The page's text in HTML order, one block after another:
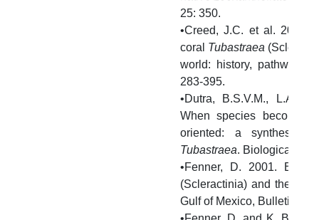
25: 350.
•Creed, J.C. et al. 2017.
coral Tubastraea
world: history, pathways
283-395.
•Dutra, B.S.V.M., L.A.
When species become
oriented: a synthesis
Tubastraea. Biological
•Fenner, D. 2001.
(Scleractinia) and the
Gulf of Mexico, Bulletin of